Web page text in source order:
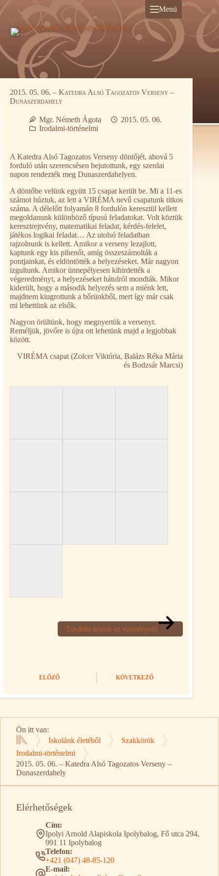
tartalomra
Menü
2015. 05. 06. – Katedra Alsó Tagozatos Verseny –
Dunaszerdahely
Mgr. Németh Ágota
2015. 05. 06.
Irodalmi-történelmi
A Katedra Alsó Tagozatos Verseny döntőjét, ahová 5
forduló után szerencsésen bejutottunk, egy szerdai
napon rendezték meg Dunaszerdahelyen.
A döntőbe velünk együtt 15 csapat került be. Mi a 11-es
számot húztuk, az lett a VIRÉMA nevű csapatunk titkos
száma. A délelőtt folyamán 8 fordulón keresztül kellett
megoldanunk különböző típusú feladatokat. Volt köztük
keresztrejtvény, matematikai feladat, kérdés-felelet,
játékos logikai feladat… Az utolsó feladatban
rajzolnunk is kellett. Amikor a verseny lezajlott,
kaptunk egy kis pihenőt, amíg összeszámolták a
pontjainkat, és eldöntötték a helyezéseket. Már nagyon
izgultunk. Amikor ünnepélyesen kihirdették a
végeredményt, a helyezéseket hátulról mondták. Mikor
kiderült, hogy a második helyezés sem a miénk lett,
majdnem kiugrottunk a bőrünkből, mert így már csak
mi lehettünk az elsők.
Nagyon örültünk, hogy megnyertük a versenyt.
Reméljük, jövőre is újra ott lehetünk majd a legjobbak
között.
VIRÉMA csapat (Zolcer Viktória, Balázs Réka Mária
és Bodzsár Marcsi)
További képek az eseményről
ELŐZŐ KÖVETKEZŐ
Ön itt van:
Kezdőlap
Iskolánk életéből
Szakkörök
Irodalmi-történelmi
2015. 05. 06. – Katedra Alsó Tagozatos Verseny –
Dunaszerdahely
Elérhetőségek
Cím:
Ipolyi Arnold Alapiskola Ipolybalog, Fő utca 294,
991 11 Ipolybalog
Telefon:
+421 (047) 48-85-120
E-mail: